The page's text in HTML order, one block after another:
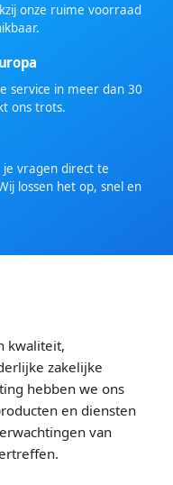
onze ruime voorraad
service in meer dan 30
ons trots.
vragen direct te
lossen het op, snel en
kwaliteit,
zakelijke
hebben we ons
en diensten
van